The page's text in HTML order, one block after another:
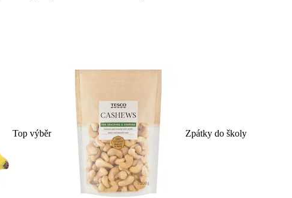
Top výběr Zpátky do školy